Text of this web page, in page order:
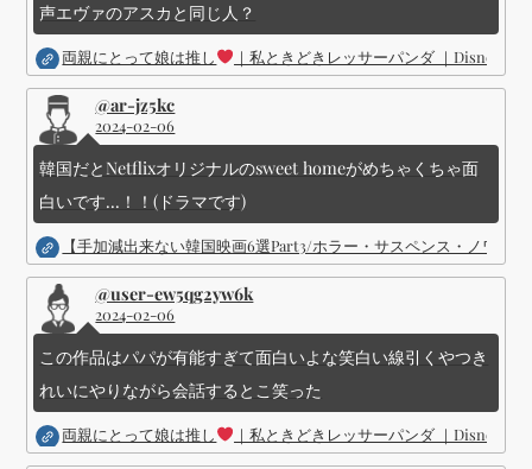
声エヴァのアスカと同じ人？
両親にとって娘は推し ｜私ときどきレッサーパンダ ｜Disney (
@ar-jz5kc
2024-02-06
韓国だとNetflixオリジナルのsweet homeがめちゃくちゃ面
白いです...！！(ドラマです)
【手加減出来ない韓国映画6選Part3/ホラー・サスペンス・ノワー
@user-ew5qg2yw6k
2024-02-06
この作品はパパが有能すぎて面白いよな笑白い線引くやつき
れいにやりながら会話するとこ笑った
両親にとって娘は推し ｜私ときどきレッサーパンダ ｜Disney (